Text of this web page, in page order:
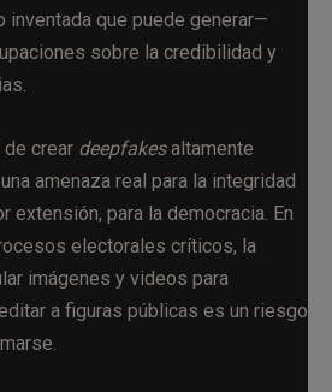
inventada que puede generar—
sobre la credibilidad y
de crear deepfakesaltamente
amenaza real para la integridad
extensión, para la democracia. En
electorales críticos, la
imágenes y videos para
a figuras públicas es un riesgo